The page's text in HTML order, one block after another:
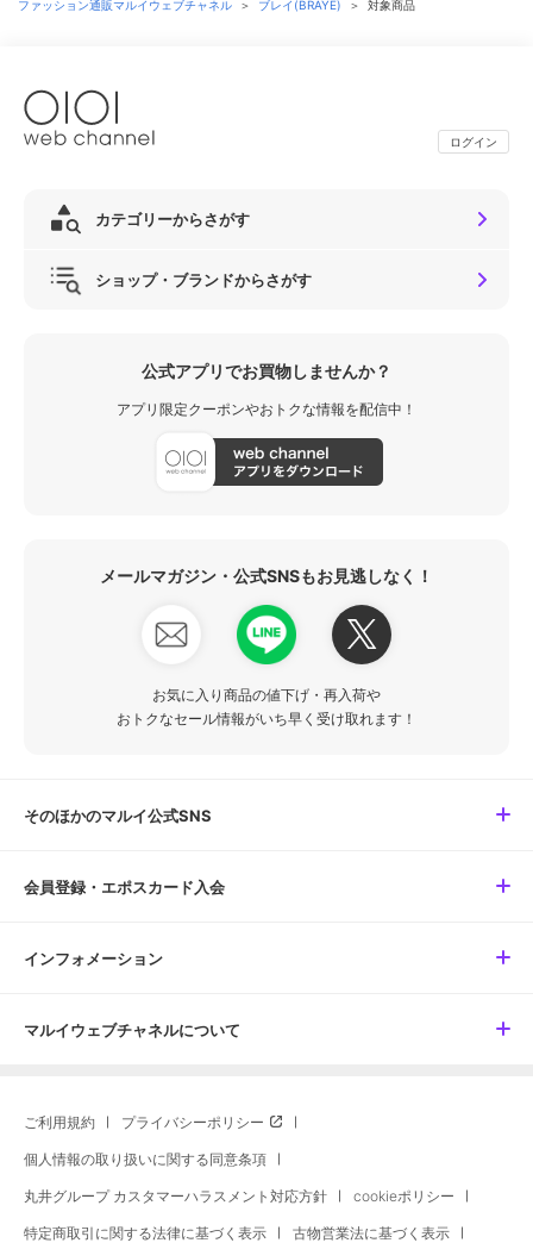
ファッション通販マルイウェブチャネル ＞ ブレイ(BRAYE) ＞ 対象商品
ログイン
カテゴリーからさがす
ショップ・ブランドからさがす
公式アプリでお買物しませんか？
アプリ限定クーポンやおトクな情報を配信中！
メールマガジン・公式SNSもお見逃しなく！
お気に入り商品の値下げ・再入荷や
おトクなセール情報がいち早く受け取れます！
そのほかのマルイ公式SNS
会員登録・エポスカード入会
インフォメーション
マルイウェブチャネルについて
ご利用規約 プライバシーポリシー
個人情報の取り扱いに関する同意条項
丸井グループ カスタマーハラスメント対応方針 cookieポリシー
特定商取引に関する法律に基づく表示 古物営業法に基づく表示